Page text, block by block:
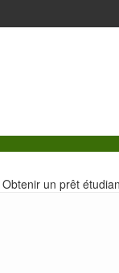
Obtenir un prêt